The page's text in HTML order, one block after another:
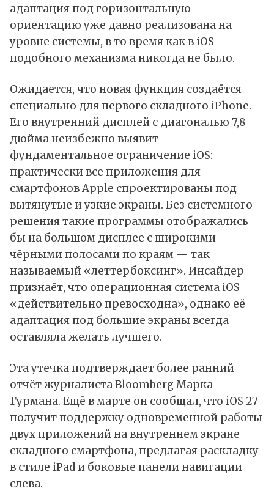
адаптация под горизонтальную
ориентацию уже давно реализована на
уровне системы, в то время как в iOS
подобного механизма никогда не было.
Ожидается, что новая функция создаётся
специально для первого складного iPhone.
Его внутренний дисплей с диагональю 7,8
дюйма неизбежно выявит
фундаментальное ограничение iOS:
практически все приложения для
смартфонов Apple спроектированы под
вытянутые и узкие экраны. Без системного
решения такие программы отображались
бы на большом дисплее с широкими
чёрными полосами по краям — так
называемый «леттербоксинг». Инсайдер
признаёт, что операционная система iOS
«действительно превосходна», однако её
адаптация под большие экраны всегда
оставляла желать лучшего.
Эта утечка подтверждает более ранний
отчёт журналиста Bloomberg Марка
Гурмана. Ещё в марте он сообщал, что iOS 27
получит поддержку одновременной работы
двух приложений на внутреннем экране
складного смартфона, предлагая раскладку
в стиле iPad и боковые панели навигации
слева.